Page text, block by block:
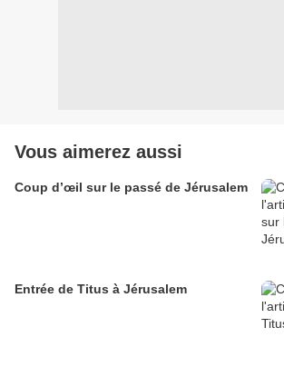
Vous aimerez aussi
Coup d’œil sur le passé de Jérusalem
Entrée de Titus à Jérusalem